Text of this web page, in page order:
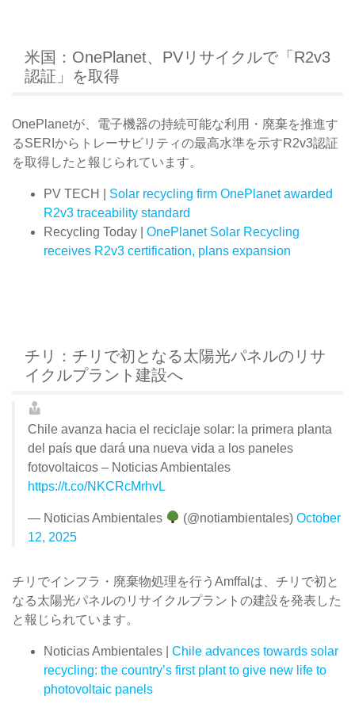
米国：OnePlanet、PVリサイクルで「R2v3
認証」を取得
OnePlanetが、電子機器の持続可能な利用・廃棄を推進す
るSERIからトレーサビリティの最高水準を示すR2v3認証
を取得したと報じられています。
PV TECH | Solar recycling firm OnePlanet awarded
R2v3 traceability standard
Recycling Today | OnePlanet Solar Recycling
receives R2v3 certification, plans expansion
チリ：チリで初となる太陽光パネルのリサ
イクルプラント建設へ
Chile avanza hacia el reciclaje solar: la primera planta
del país que dará una nueva vida a los paneles
fotovoltaicos – Noticias Ambientales
https://t.co/NKCRcMrhvL
— Noticias Ambientales (@notiambientales)October
12, 2025
チリでインフラ・廃棄物処理を行うAmffalは、チリで初と
なる太陽光パネルのリサイクルプラントの建設を発表した
と報じられています。
Noticias Ambientales | Chile advances towards solar
recycling: the country’s first plant to give new life to
photovoltaic panels